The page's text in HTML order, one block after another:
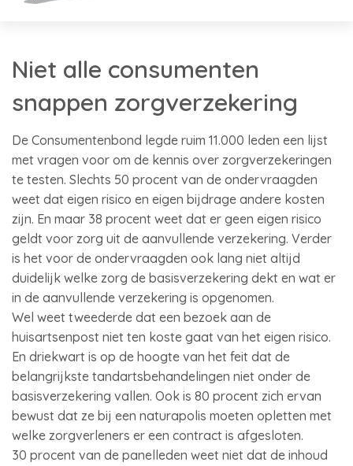
Niet alle consumenten
snappen zorgverzekering
De Consumentenbond legde ruim 11.000 leden een lijst
met vragen voor om de kennis over zorgverzekeringen
te testen. Slechts 50 procent van de ondervraagden
weet dat eigen risico en eigen bijdrage andere kosten
zijn. En maar 38 procent weet dat er geen eigen risico
geldt voor zorg uit de aanvullende verzekering. Verder
is het voor de ondervraagden ook lang niet altijd
duidelijk welke zorg de basisverzekering dekt en wat er
in de aanvullende verzekering is opgenomen.
Wel weet tweederde dat een bezoek aan de
huisartsenpost niet ten koste gaat van het eigen risico.
En driekwart is op de hoogte van het feit dat de
belangrijkste tandartsbehandelingen niet onder de
basisverzekering vallen. Ook is 80 procent zich ervan
bewust dat ze bij een naturapolis moeten opletten met
welke zorgverleners er een contract is afgesloten.
30 procent van de panelleden weet niet dat de inhoud